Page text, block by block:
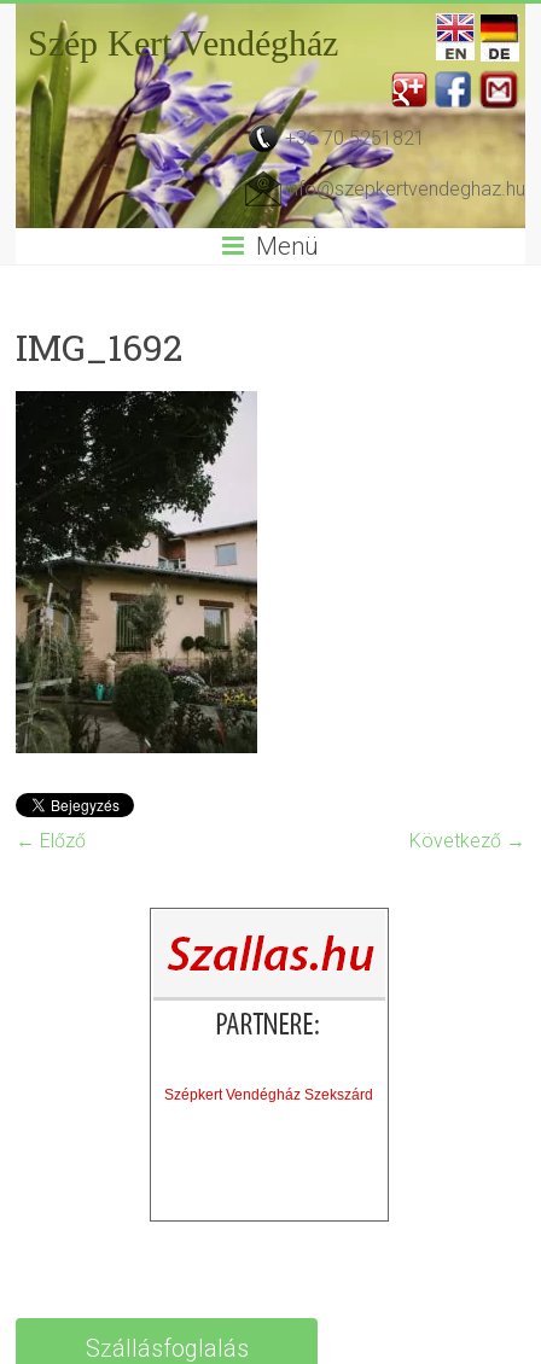
Szép Kert Vendégház
+36 70 5251821
info@szepkertvendeghaz.hu
Menü
IMG_1692
← Előző Következő →
Szépkert Vendégház Szekszárd
Szállásfoglalás